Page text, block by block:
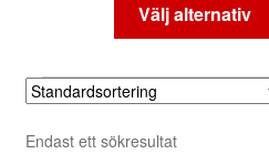
Välj alternativ
Endast ett sökresultat